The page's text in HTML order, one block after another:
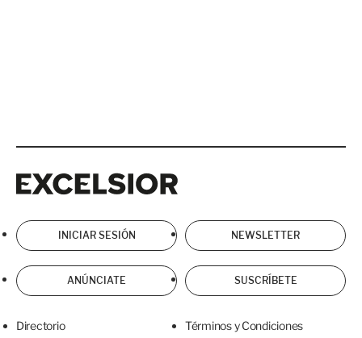
INICIAR SESIÓN NEWSLETTER
ANÚNCIATE SUSCRÍBETE
Directorio Términos y Condiciones